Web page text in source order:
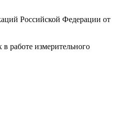
Российской Федерации от
работе измерительного